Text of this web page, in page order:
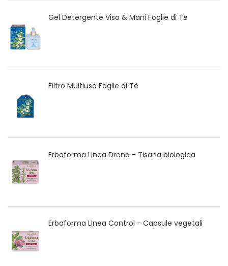
Gel Detergente Viso & Mani Foglie di Tè
Filtro Multiuso Foglie di Tè
Erbaforma Linea Drena - Tisana biologica
Erbaforma Linea Control - Capsule vegetali